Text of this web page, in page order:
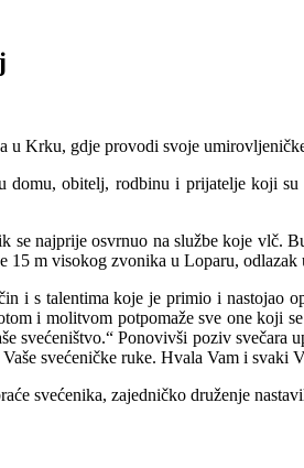
Krku, gdje provodi svoje
obitelj, rodbinu i prijatelje koji
najprije osvrnuo na službe koje vlč.
15 m visokog zvonika u Loparu,
i s talentima koje je primio i
i molitvom potpomaže sve one koji
svećeništvo.“ Ponovivši poziv svečara
svećeničke ruke. Hvala Vam i svaki
svećenika, zajedničko druženje